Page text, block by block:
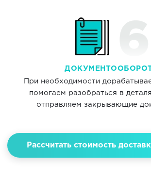
При необходимости
помогаем разобраться в
отправляем закрывающие
Рассчитать стоимость